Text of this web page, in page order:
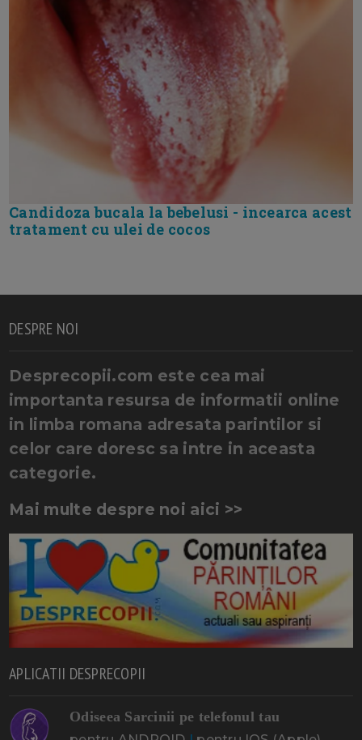
Candidoza bucala la bebelusi - incearca acest
tratament cu ulei de cocos
DESPRE NOI
Desprecopii.com este cea mai
importanta resursa de informatii online
in limba romana adresata parintilor si
celor care doresc sa intre in aceasta
categorie.
Mai multe despre noi aici >>
APLICATII DESPRECOPII
Odiseea Sarcinii pe telefonul tau